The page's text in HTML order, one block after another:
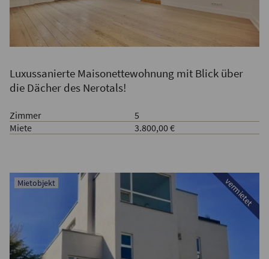
Luxussanierte Maisonettewohnung mit Blick über
die Dächer des Nerotals!
Zimmer
5
Miete
3.800,00 €
Mietobjekt vermietet